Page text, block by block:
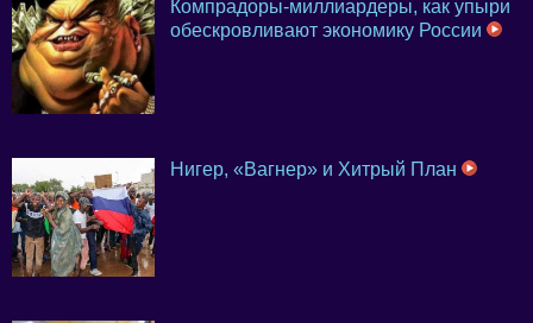
Компрадоры-миллиардеры, как упыри
обескровливают экономику России
Нигер, «Вагнер» и Хитрый План